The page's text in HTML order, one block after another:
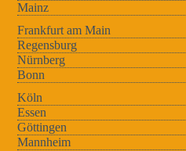
Mainz
Frankfurt am Main
Regensburg
Nürnberg
Bonn
Köln
Essen
Göttingen
Mannheim